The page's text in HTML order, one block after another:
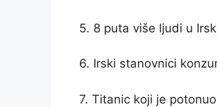
5. 8 puta više ljudi u
6. Irski stanovnici
7. Titanic koji je